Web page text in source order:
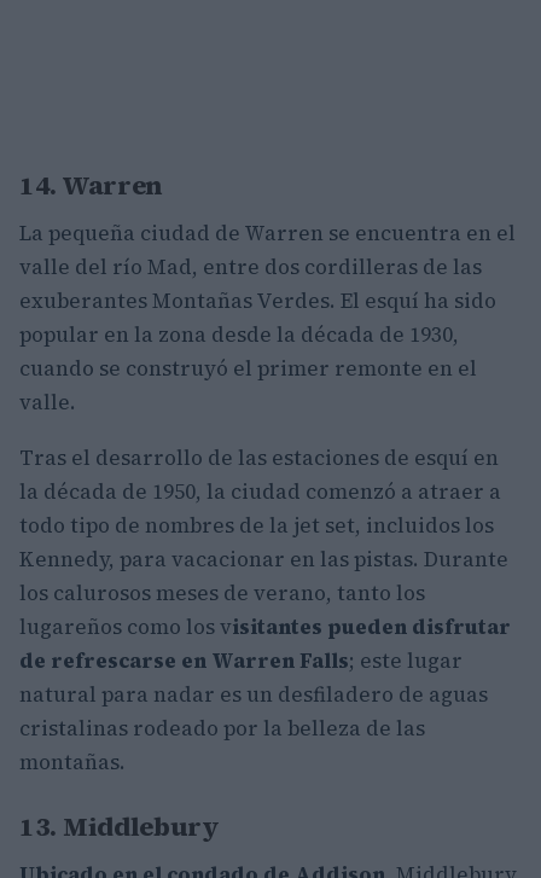
14. Warren
La pequeña ciudad de Warren se encuentra en el
valle del río Mad, entre dos cordilleras de las
exuberantes Montañas Verdes. El esquí ha sido
popular en la zona desde la década de 1930,
cuando se construyó el primer remonte en el
valle.
Tras el desarrollo de las estaciones de esquí en
la década de 1950, la ciudad comenzó a atraer a
todo tipo de nombres de la jet set, incluidos los
Kennedy, para vacacionar en las pistas. Durante
los calurosos meses de verano, tanto los
lugareños como los visitantes pueden disfrutar
de refrescarse en Warren Falls; este lugar
natural para nadar es un desfiladero de aguas
cristalinas rodeado por la belleza de las
montañas.
13. Middlebury